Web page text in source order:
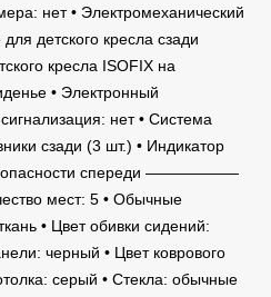
нет • Электромеханический
детского кресла сзади
кресла ISOFIX на
• Электронный
нет • Система
сзади (3 шт.) • Индикатор
спереди ——————
мест: 5 • Обычные
• Цвет обивки сидений:
черный • Цвет коврового
серый • Стекла: обычные